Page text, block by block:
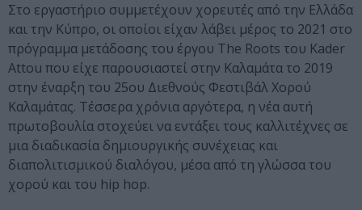
Στο εργαστήριο συμμετέχουν χορευτές από την Ελλάδα
και την Κύπρο, οι οποίοι είχαν λάβει μέρος το 2021 στο
πρόγραμμα μετάδοσης του έργου The Roots του Kader
Attou που είχε παρουσιαστεί στην Καλαμάτα το 2019
στην έναρξη του 25ου Διεθνούς Φεστιβάλ Χορού
Καλαμάτας. Τέσσερα χρόνια αργότερα, η νέα αυτή
πρωτοβουλία στοχεύει να εντάξει τους καλλιτέχνες σε
μια διαδικασία δημιουργικής συνέχειας και
διαπολιτισμικού διαλόγου, μέσα από τη γλώσσα του
χορού και του hip hop.